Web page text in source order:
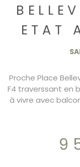
ETAT
Proche Place
F4 traverssant en
à vivre avec